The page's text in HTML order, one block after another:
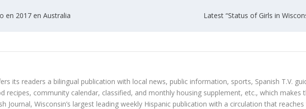
en 2017 en Australia Latest “Status of Girls in
its readers a bilingual publication with local news, public information, sports, Spanish T.V.
recipes, community calendar, classified, and monthly housing supplement, etc., which makes
Journal, Wisconsin’s largest leading weekly Hispanic publication with a circulation that